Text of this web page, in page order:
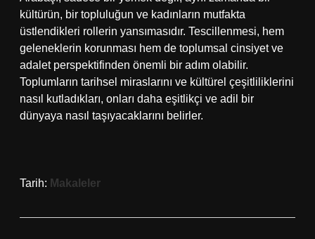
kültürün, bir topluluğun ve kadınların mutfakta
üstlendikleri rollerin yansımasıdır. Tescillenmesi, hem
geleneklerin korunması hem de toplumsal cinsiyet ve
adalet perspektifinden önemli bir adım olabilir.
Toplumların tarihsel miraslarını ve kültürel çeşitliliklerini
nasıl kutladıkları, onları daha eşitlikçi ve adil bir
dünyaya nasıl taşıyacaklarını belirler.
Tarih: Makaleler